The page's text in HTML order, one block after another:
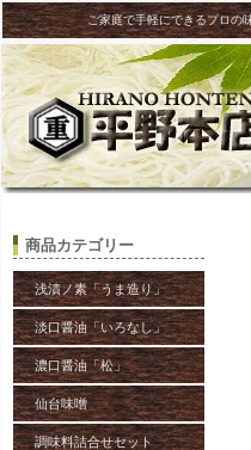
ご家庭で手軽にできるプロの
商品カテゴリー
浅漬ノ素「うま造り」
淡口醤油「いろなし」
濃口醤油「松」
仙台味噌
調味料詰合せセット